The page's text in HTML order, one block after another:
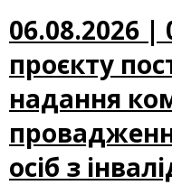
06.08.2026
проєкту
надання
осіб з